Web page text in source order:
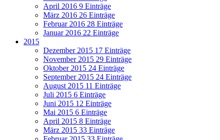
April 2016 9 Einträge
März 2016 26 Einträge
Februar 2016 28 Einträge
Januar 2016 22 Einträge
2015
Dezember 2015 17 Einträge
November 2015 29 Einträge
Oktober 2015 24 Einträge
September 2015 24 Einträge
August 2015 11 Einträge
Juli 2015 6 Einträge
Juni 2015 12 Einträge
Mai 2015 6 Einträge
April 2015 8 Einträge
März 2015 33 Einträge